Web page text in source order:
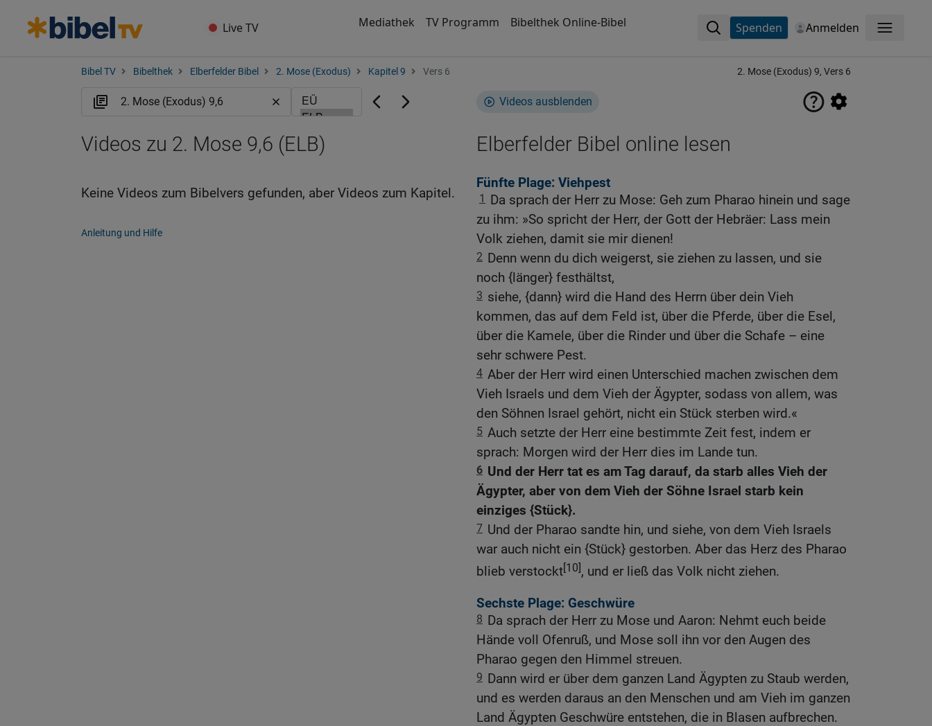
Live TV Mediathek TV Programm Bibelthek Online-Bibel Spenden Anmelden Menü
Bibel TV Bibelthek Elberfelder Bibel 2. Mose (Exodus) Kapitel 9 Vers 6 2. Mose (Exodus) 9, Vers 6
Videos ausblenden
Elberfelder Bibel online lesen
Fünfte Plage: Viehpest
1
Da sprach der Herr zu Mose: Geh zum Pharao hinein und sage
zu ihm: »So spricht der Herr, der Gott der Hebräer: Lass mein
Volk ziehen, damit sie mir dienen!
2 Denn wenn du dich weigerst, sie ziehen zu lassen, und sie
noch {länger} festhältst,
3 siehe, {dann} wird die Hand des Herrn über dein Vieh
kommen, das auf dem Feld ist, über die Pferde, über die Esel,
über die Kamele, über die Rinder und über die Schafe – eine
sehr schwere Pest.
4 Aber der Herr wird einen Unterschied machen zwischen dem
Vieh Israels und dem Vieh der Ägypter, sodass von allem, was
den Söhnen Israel gehört, nicht ein Stück sterben wird.«
5 Auch setzte der Herr eine bestimmte Zeit fest, indem er
sprach: Morgen wird der Herr dies im Lande tun.
6 Und der Herr tat es am Tag darauf, da starb alles Vieh der
Ägypter, aber von dem Vieh der Söhne Israel starb kein
einziges {Stück}.
7 Und der Pharao sandte hin, und siehe, von dem Vieh Israels
war auch nicht ein {Stück} gestorben. Aber das Herz des Pharao
blieb verstockt[10], und er ließ das Volk nicht ziehen.
Sechste Plage: Geschwüre
8 Da sprach der Herr zu Mose und Aaron: Nehmt euch beide
Hände voll Ofenruß, und Mose soll ihn vor den Augen des
Pharao gegen den Himmel streuen.
9 Dann wird er über dem ganzen Land Ägypten zu Staub werden,
und es werden daraus an den Menschen und am Vieh im ganzen
Land Ägypten Geschwüre entstehen, die in Blasen aufbrechen.
Videos zu 2. Mose 9,6 (ELB)
Keine Videos zum Bibelvers gefunden, aber Videos zum Kapitel.
Anleitung und Hilfe